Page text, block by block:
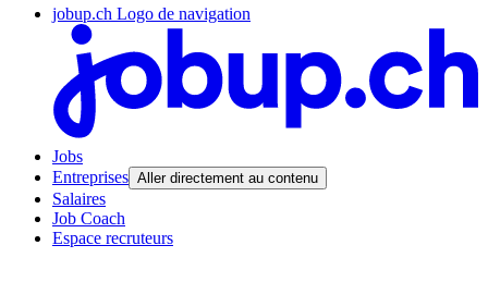
jobup.ch Logo de navigation
Jobs
Entreprises Aller directement au contenu
Salaires
Job Coach
Espace recruteurs